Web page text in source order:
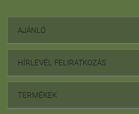
AJÁNLÓ
HÍRLEVÉL FELIRATKOZÁS
TERMÉKEK